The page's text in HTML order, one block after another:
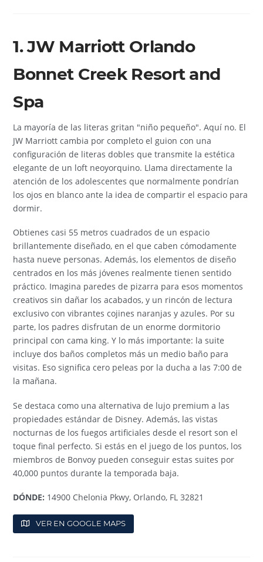
1. JW Marriott Orlando
Bonnet Creek Resort and
Spa
La mayoría de las literas gritan "niño pequeño". Aquí no. El
JW Marriott cambia por completo el guion con una
configuración de literas dobles que transmite la estética
elegante de un loft neoyorquino. Llama directamente la
atención de los adolescentes que normalmente pondrían
los ojos en blanco ante la idea de compartir el espacio para
dormir.
Obtienes casi 55 metros cuadrados de un espacio
brillantemente diseñado, en el que caben cómodamente
hasta nueve personas. Además, los elementos de diseño
centrados en los más jóvenes realmente tienen sentido
práctico. Imagina paredes de pizarra para esos momentos
creativos sin dañar los acabados, y un rincón de lectura
exclusivo con vibrantes cojines naranjas y azules. Por su
parte, los padres disfrutan de un enorme dormitorio
principal con cama king. Y lo más importante: la suite
incluye dos baños completos más un medio baño para
visitas. Eso significa cero peleas por la ducha a las 7:00 de
la mañana.
Se destaca como una alternativa de lujo premium a las
propiedades estándar de Disney. Además, las vistas
nocturnas de los fuegos artificiales desde el resort son el
toque final perfecto. Si estás en el juego de los puntos, los
miembros de Bonvoy pueden conseguir estas suites por
40,000 puntos durante la temporada baja.
DÓNDE: 14900 Chelonia Pkwy, Orlando, FL 32821
VER EN GOOGLE MAPS